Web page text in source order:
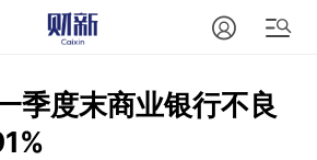
季度末商业银行不良